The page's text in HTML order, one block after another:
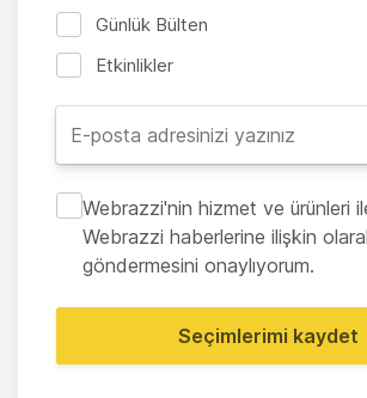
Günlük Bülten
Etkinlikler
Webrazzi'nin hizmet ve ürünleri
Webrazzi haberlerine ilişkin
göndermesini onaylıyorum.
Seçimlerimi kaydet